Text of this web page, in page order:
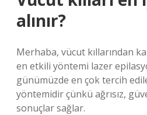
alınır?
Merhaba, vücut kıllarından
en etkili yöntemi lazer
günümüzde en çok tercih
yöntemidir çünkü ağrısız,
sonuçlar sağlar.